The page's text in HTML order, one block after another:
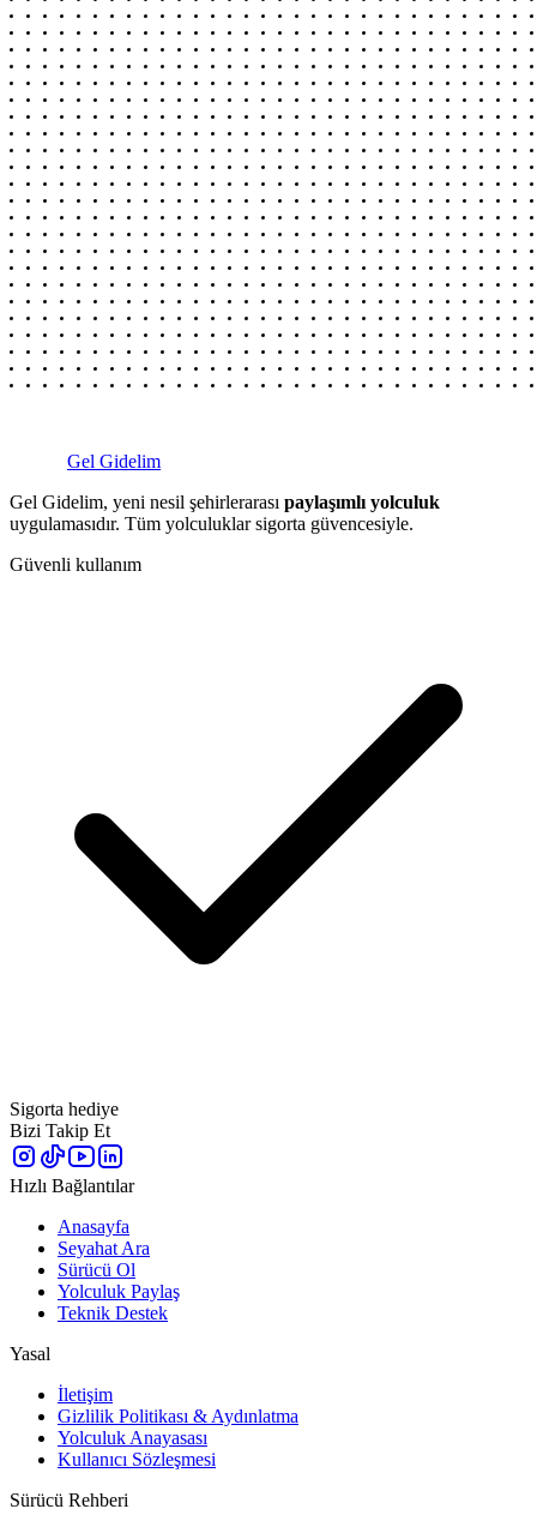
Gel Gidelim
Gel Gidelim, yeni nesil şehirlerarası paylaşımlı yolculuk
uygulamasıdır. Tüm yolculuklar sigorta güvencesiyle.
Güvenli kullanım
Sigorta hediye
Bizi Takip Et
Hızlı Bağlantılar
Anasayfa
Seyahat Ara
Sürücü Ol
Yolculuk Paylaş
Teknik Destek
Yasal
İletişim
Gizlilik Politikası & Aydınlatma
Yolculuk Anayasası
Kullanıcı Sözleşmesi
Sürücü Rehberi